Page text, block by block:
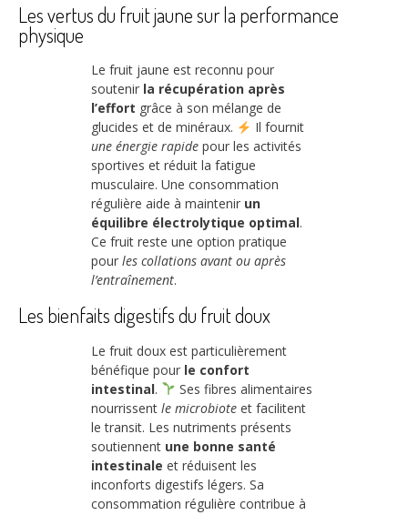
Les vertus du fruit jaune sur la performance
physique
Le fruit jaune est reconnu pour
soutenir la récupération après
l’effort grâce à son mélange de
glucides et de minéraux.
Il fournit
une énergie rapide pour les activités
sportives et réduit la fatigue
musculaire. Une consommation
régulière aide à maintenir un
équilibre électrolytique optimal.
Ce fruit reste une option pratique
pour les collations avant ou après
l’entraînement.
Les bienfaits digestifs du fruit doux
Le fruit doux est particulièrement
bénéfique pour le confort
intestinal.
Ses fibres alimentaires
nourrissent le microbiote et facilitent
le transit. Les nutriments présents
soutiennent une bonne santé
intestinale et réduisent les
inconforts digestifs légers. Sa
consommation régulière contribue à